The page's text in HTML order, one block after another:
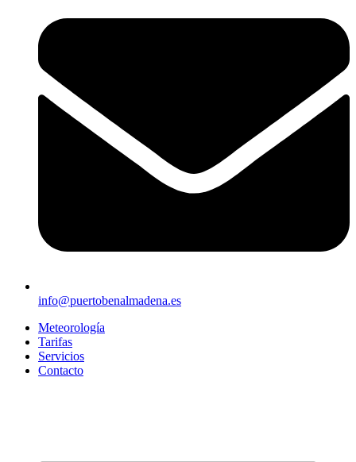
info@puertobenalmadena.es
Meteorología
Tarifas
Servicios
Contacto